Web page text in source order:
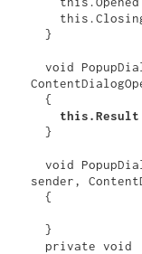
  }
  void PopupDialog_Opened(ContentDialog sender,
  }
  void PopupDialog_Closing(ContentDialog
sender,
  {
  }